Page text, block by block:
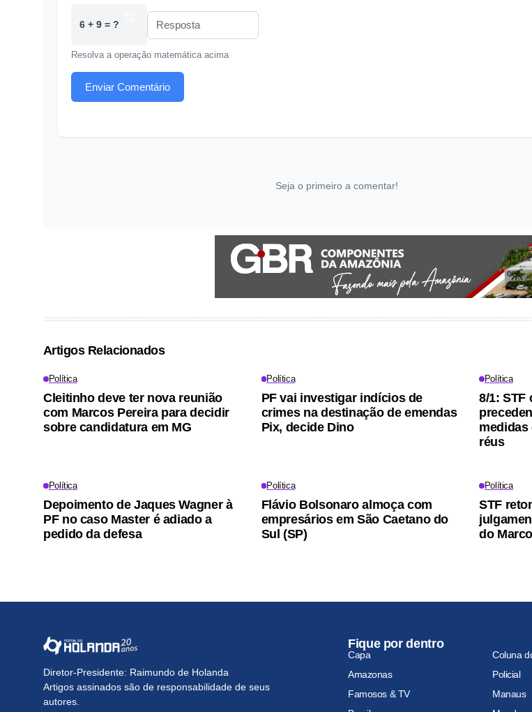
6 + 9 = ?
Resolva a operação matemática acima
Enviar Comentário
Seja o primeiro a comentar!
Artigos Relacionados
Política
Cleitinho deve ter nova reunião
com Marcos Pereira para decidir
sobre candidatura em MG
Política
PF vai investigar indícios de
crimes na destinação de emendas
Pix, decide Dino
Política
8/1: STF
medidas
réus
Política
Depoimento de Jaques Wagner à
PF no caso Master é adiado a
pedido da defesa
Política
Flávio Bolsonaro almoça com
empresários em São Caetano do
Sul (SP)
Política
STF
do
Diretor-Presidente: Raimundo de Holanda
Artigos assinados são de responsabilidade de seus
autores.
Fique por dentro
Capa
Coluna
Amazonas
Policial
Famosos & TV
Manaus